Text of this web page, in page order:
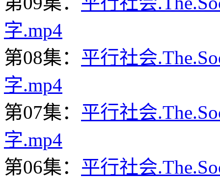
字.mp4
第08集： 平行社会
字.mp4
第07集： 平行社会
字.mp4
第06集： 平行社会